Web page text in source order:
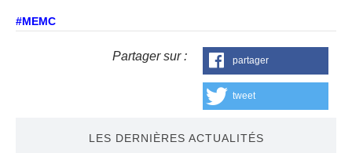
#MEMC
Partager sur : partager
tweet
LES DERNIÈRES ACTUALITÉS